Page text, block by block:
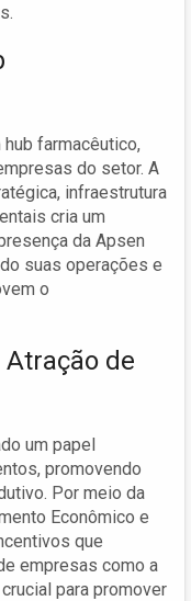
farmacêutico,
do setor. A
infraestrutura
cria um
da Apsen
suas operações e
o
Atração de
um papel
promovendo
Por meio da
Econômico e
que
empresas como a
para promover